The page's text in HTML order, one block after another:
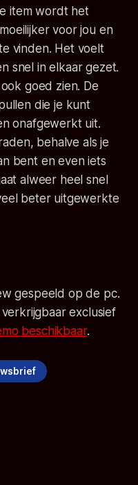
item wordt het
voor jou en
vinden. Het voelt
snel in elkaar gezet.
goed zien. De
die je kunt
onafgewerkt uit.
behalve als je
bent en even iets
alweer heel snel
beter uitgewerkte
gespeeld op de pc.
exclusief
beschikbaar.